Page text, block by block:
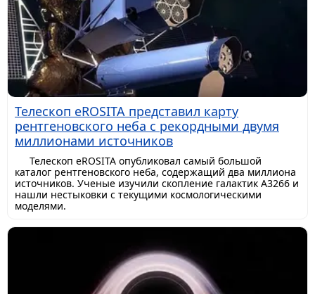
Телескоп eROSITA представил карту
рентгеновского неба с рекордными двумя
миллионами источников
Телескоп eROSITA опубликовал самый большой
каталог рентгеновского неба, содержащий два миллиона
источников. Ученые изучили скопление галактик A3266 и
нашли нестыковки с текущими космологическими
моделями.